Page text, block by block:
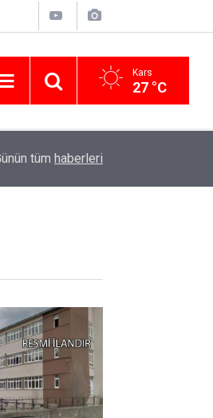
Kars
27 °C
tüm haberleri